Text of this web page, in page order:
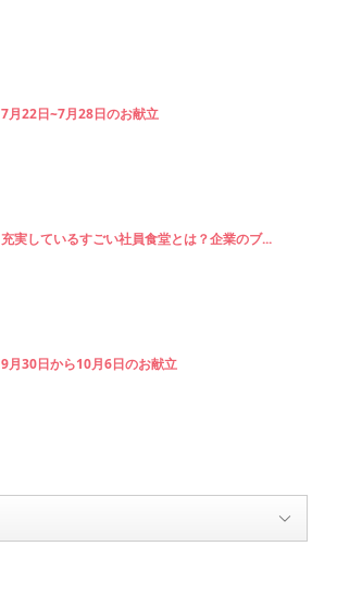
7月22日~7月28日のお献立
充実しているすごい社員食堂とは？企業のブ...
9月30日から10月6日のお献立